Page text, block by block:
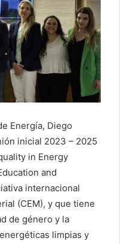
Energía, Diego
inicial 2023 – 2025
in Energy
and
internacional
(CEM), y que tiene
de género y la
limpias y